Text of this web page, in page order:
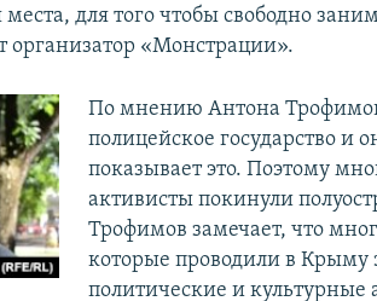
для того чтобы свободно
«Монстрации».
По мнению Антона
полицейское государство и
показывает это. Поэтому
активисты покинули
Трофимов замечает, что
которые проводили в Крыму
политические и культурные